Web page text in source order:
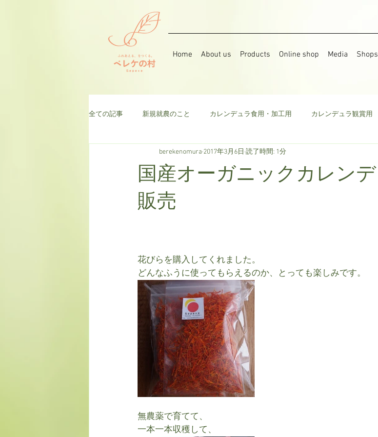
Home About us Products Online shop Media Shops
全ての記事 新規就農のこと カレンデュラ食用・加工用 カレンデュラ観賞用
そら豆 ハーブ 果樹 食用菜の花
米 枝豆
国産オーガニックカレン
販売
berekenomura 2017年3月6日 読了時間: 1分
花びらを購入してくれました。
どんなふうに使ってもらえるのか、とっても楽しみです。
無農薬で育てて、
一本一本収穫して、